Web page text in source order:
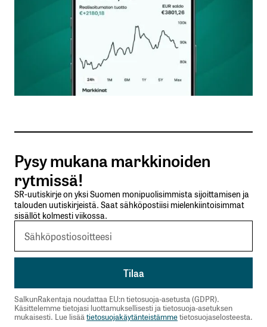
Nimesi tai nimimerkkisi
Sähköpostiosoitteesi
Tilaa SalkunRakentajan uutiskirje
Lähetä kommentti
Pysy mukana markkinoiden
rytmissä!
SR-uutiskirje on yksi Suomen monipuolisimmista sijoittamisen ja
talouden uutiskirjeistä. Saat sähköpostiisi mielenkiintoisimmat
sisällöt kolmesti viikossa.
SalkunRakentaja noudattaa EU:n tietosuoja-asetusta (GDPR).
Käsittelemme tietojasi luottamuksellisesti ja tietosuoja-asetuksen
mukaisesti. Lue lisäätietosuojakäytänteistämmetietosuojaselosteesta.